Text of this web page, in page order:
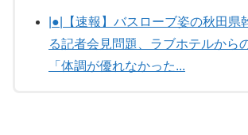
|●|【速報】バスローブ姿の秋田県
る記者会見問題、ラブホテルから
「体調が優れなかった...